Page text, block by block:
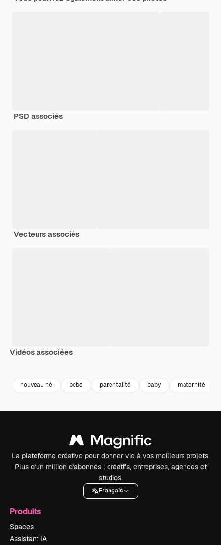
PSD associés
Vecteurs associés
Vidéos associées
nouveau né bebe parentalité baby maternité
La plateforme créative pour donner vie à vos meilleurs projets.
Plus d’un million d’abonnés : créatifs, entreprises, agences et
studios.
Français
Produits
Spaces
Assistant IA